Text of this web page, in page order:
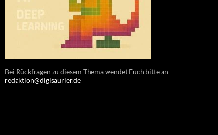
Bei Rückfragen zu diesem Thema wendet Euch bitte an
redaktion@digisaurier.de